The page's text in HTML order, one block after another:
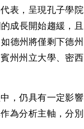
表，呈現孔子學院
成長開始趨緩，且
德州將僅剩下德州
州州立大學、密西
，仍具有一定影響
為分析主軸，分別